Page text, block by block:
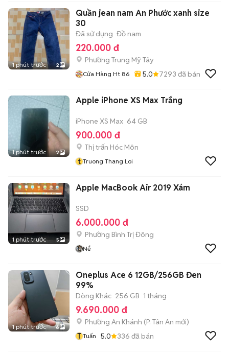
1 phút trước 2
Quần jean nam An Phước xanh size
30
Đã sử dụng Đồ nam
220.000 đ
Phường Trung Mỹ Tây
Cửa Hàng Ht 86 5.0 7293 đã bán
1 phút trước 2
Apple iPhone XS Max Trắng
iPhone XS Max 64 GB
900.000 đ
Thị trấn Hóc Môn
t Truong Thang Loi
1 phút trước 5
Apple MacBook Air 2019 Xám
SSD
6.000.000 đ
Phường Bình Trị Đông
Nể
1 phút trước 6
Oneplus Ace 6 12GB/256GB Đen
99%
Dòng Khác 256 GB 1 tháng
9.690.000 đ
Phường An Khánh (P. Tân An mới)
T Tuấn 5.0 336 đã bán